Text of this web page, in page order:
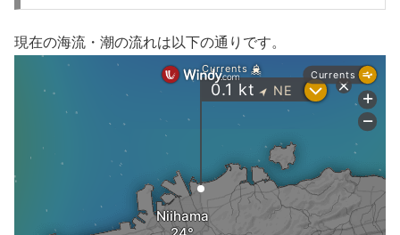
現在の海流・潮の流れは以下の通りです。